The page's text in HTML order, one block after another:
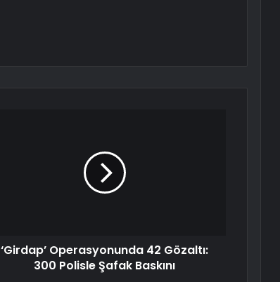
‘Girdap’ Operasyonunda 42 Gözaltı:
300 Polisle Şafak Baskını